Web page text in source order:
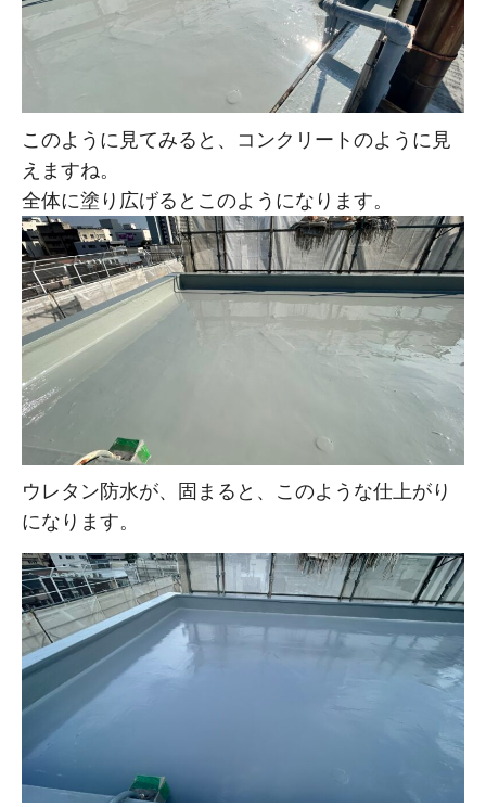
このように見てみると、コンクリートのように見
えますね。
全体に塗り広げるとこのようになります。
ウレタン防水が、固まると、このような仕上がり
になります。